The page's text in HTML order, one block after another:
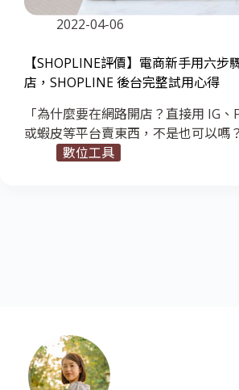
2022-04-06
【SHOPLINE評價】電商新手用六步
店，SHOPLINE 後台完整試用心得
「為什麼要在網路開店？直接用 IG、
或蝦皮等平台賣東西，不是也可以嗎
數位工具